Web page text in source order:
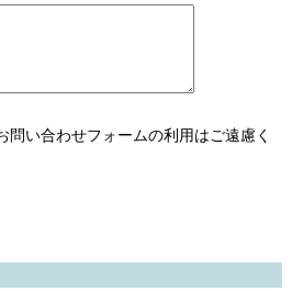
問い合わせフォームの利用はご遠慮く